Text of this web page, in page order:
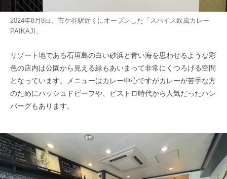
2024年8月8日、市ケ谷駅近くにオープンした「スパイス欧風カレー
PAIKAJI」
リゾート地である石垣島の白い砂浜と青い海を思わせるような彩
色の店内は公園から見える緑もあいまって非常にくつろげる空間
となっています。メニューはカレー中心ですがカレーが苦手な方
のためにハッシュドビーフや、ビストロ時代から人気だったハン
バーグもあります。